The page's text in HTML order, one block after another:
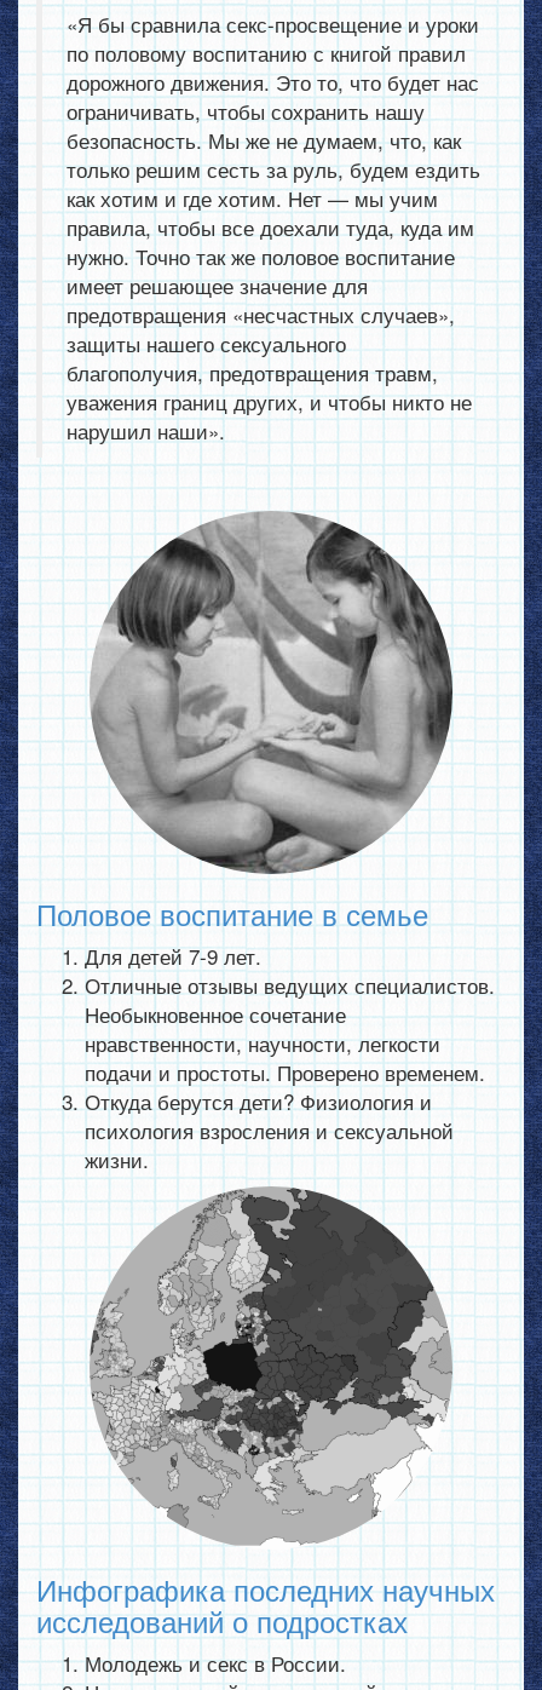
«Я бы сравнила секс-просвещение и уроки
по половому воспитанию с книгой правил
дорожного движения. Это то, что будет нас
ограничивать, чтобы сохранить нашу
безопасность. Мы же не думаем, что, как
только решим сесть за руль, будем ездить
как хотим и где хотим. Нет — мы учим
правила, чтобы все доехали туда, куда им
нужно. Точно так же половое воспитание
имеет решающее значение для
предотвращения «несчастных случаев»,
защиты нашего сексуального
благополучия, предотвращения травм,
уважения границ других, и чтобы никто не
нарушил наши».
Половое воспитание в семье
Для детей 7-9 лет.
Отличные отзывы ведущих специалистов.
Необыкновенное сочетание
нравственности, научности, легкости
подачи и простоты. Проверено временем.
Откуда берутся дети? Физиология и
психология взросления и сексуальной
жизни.
Инфографика последних научных
исследований о подростках
Молодежь и секс в России.